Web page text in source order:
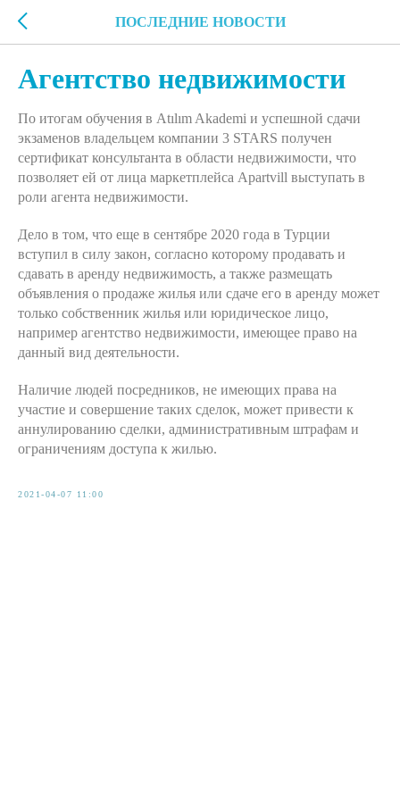
ПОСЛЕДНИЕ НОВОСТИ
Агентство недвижимости
По итогам обучения в Atılım Akademi и успешной сдачи
экзаменов владельцем компании 3 STARS получен
сертификат консультанта в области недвижимости, что
позволяет ей от лица маркетплейса Apartvill выступать в
роли агента недвижимости.
Дело в том, что еще в сентябре 2020 года в Турции
вступил в силу закон, согласно которому продавать и
сдавать в аренду недвижимость, а также размещать
объявления о продаже жилья или сдаче его в аренду может
только собственник жилья или юридическое лицо,
например агентство недвижимости, имеющее право на
данный вид деятельности.
Наличие людей посредников, не имеющих права на
участие и совершение таких сделок, может привести к
аннулированию сделки, административным штрафам и
ограничениям доступа к жилью.
2021-04-07 11:00